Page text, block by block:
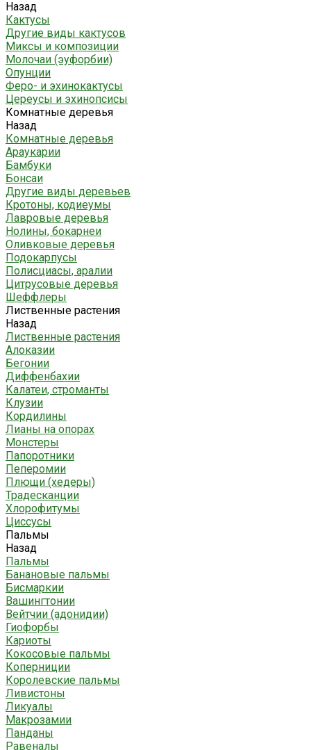
Назад
Кактусы
Другие виды кактусов
Миксы и композиции
Молочаи (эуфорбии)
Опунции
Феро- и эхинокактусы
Цереусы и эхинопсисы
Комнатные деревья
Назад
Комнатные деревья
Араукарии
Бамбуки
Бонсаи
Другие виды деревьев
Кротоны, кодиеумы
Лавровые деревья
Нолины, бокарнеи
Оливковые деревья
Подокарпусы
Полисциасы, аралии
Цитрусовые деревья
Шеффлеры
Лиственные растения
Назад
Лиственные растения
Алоказии
Бегонии
Диффенбахии
Калатеи, строманты
Клузии
Кордилины
Лианы на опорах
Монстеры
Папоротники
Пеперомии
Плющи (хедеры)
Традесканции
Хлорофитумы
Циссусы
Пальмы
Назад
Пальмы
Банановые пальмы
Бисмаркии
Вашингтонии
Вейтчии (адонидии)
Гиофорбы
Кариоты
Кокосовые пальмы
Коперниции
Королевские пальмы
Ливистоны
Ликуалы
Макрозамии
Панданы
Равеналы